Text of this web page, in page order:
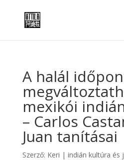
A halál
mexikói
– Carlos
Juan tanításai
Szerző: Keri | indián kultúra és